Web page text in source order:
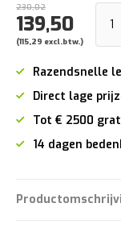
230,02
139,50
(115,29 excl.btw.)
Razendsnelle
Direct lage
Tot € 2500
14 dagen